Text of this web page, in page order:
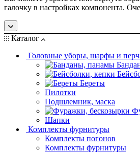
галочку в настройках компонента.
Каталог
Головные уборы, шарфы и
Береты
Пилотки
Подшлемник, маска
Шапки
Комплекты фурнитуры
Комплекты погонов
Комплекты фурнитуры